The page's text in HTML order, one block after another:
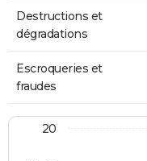
Destructions et
dégradations
Escroqueries et
fraudes
20